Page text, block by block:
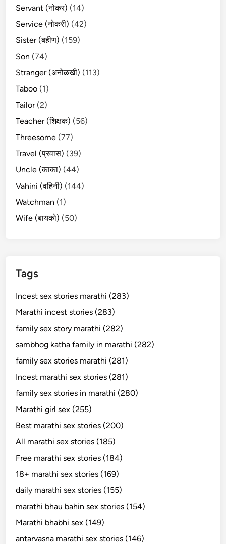
Servant (नोकर) (14)
Service (नोकरी) (42)
Sister (बहीण) (159)
Son (74)
Stranger (अनोळखी) (113)
Taboo (1)
Tailor(2)
Teacher (शिक्षक) (56)
Threesome (77)
Travel (प्रवास) (39)
Uncle (काका) (44)
Vahini (वहिनी) (144)
Watchman (1)
Wife (बायको) (50)
Tags
Incest sex stories marathi (283)
Marathi incest stories (283)
family sex story marathi (282)
sambhog katha family in marathi (282)
family sex stories marathi (281)
Incest marathi sex stories (281)
family sex stories in marathi (280)
Marathi girl sex (255)
Best marathi sex stories (200)
All marathi sex stories (185)
Free marathi sex stories (184)
18+ marathi sex stories (169)
daily marathi sex stories (155)
marathi bhau bahin sex stories (154)
Marathi bhabhi sex (149)
antarvasna marathi sex stories (146)